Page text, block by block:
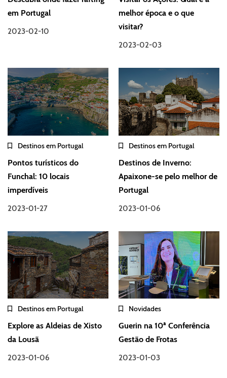
em Portugal
2023-02-10
melhor época e o que
visitar?
2023-02-03
Destinos em Portugal
Pontos turísticos do
Funchal: 10 locais
imperdíveis
2023-01-27
Destinos em Portugal
Destinos de Inverno:
Apaixone-se pelo melhor de
Portugal
2023-01-06
Destinos em Portugal
Explore as Aldeias de Xisto
da Lousã
2023-01-06
Novidades
Guerin na 10ª Conferência
Gestão de Frotas
2023-01-03